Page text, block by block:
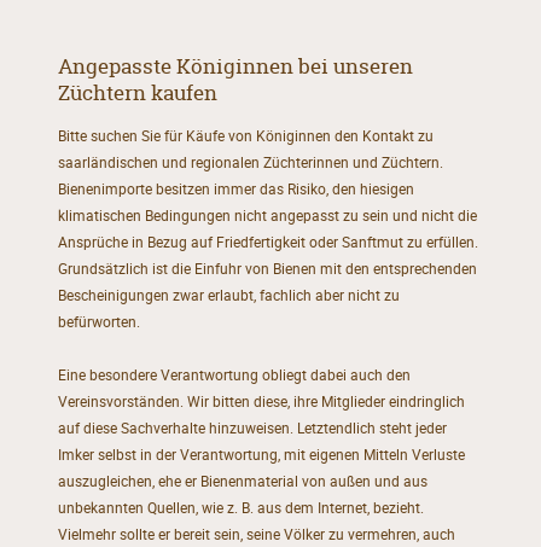
Angepasste Königinnen bei unseren
Züchtern kaufen
Bitte suchen Sie für Käufe von Königinnen den Kontakt zu
saarländischen und regionalen Züchterinnen und Züchtern.
Bienenimporte besitzen immer das Risiko, den hiesigen
klimatischen Bedingungen nicht angepasst zu sein und nicht die
Ansprüche in Bezug auf Friedfertigkeit oder Sanftmut zu erfüllen.
Grundsätzlich ist die Einfuhr von Bienen mit den entsprechenden
Bescheinigungen zwar erlaubt, fachlich aber nicht zu
befürworten.
Eine besondere Verantwortung obliegt dabei auch den
Vereinsvorständen. Wir bitten diese, ihre Mitglieder eindringlich
auf diese Sachverhalte hinzuweisen. Letztendlich steht jeder
Imker selbst in der Verantwortung, mit eigenen Mitteln Verluste
auszugleichen, ehe er Bienenmaterial von außen und aus
unbekannten Quellen, wie z. B. aus dem Internet, bezieht.
Vielmehr sollte er bereit sein, seine Völker zu vermehren, auch